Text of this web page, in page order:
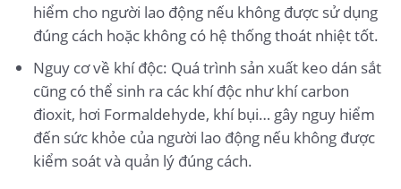
hiểm cho người lao động nếu không được sử dụng
đúng cách hoặc không có hệ thống thoát nhiệt tốt.
Nguy cơ về khí độc: Quá trình sản xuất keo dán sắt
cũng có thể sinh ra các khí độc như khí carbon
đioxit, hơi Formaldehyde, khí bụi… gây nguy hiểm
đến sức khỏe của người lao động nếu không được
kiểm soát và quản lý đúng cách.